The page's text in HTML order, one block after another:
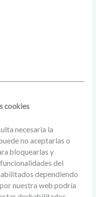
cookies
necesaria la
no aceptarlas o
bloquearlas y
del
dependiendo
nuestra web podría